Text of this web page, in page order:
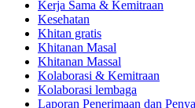
Kerja Sama & Kemitraan
Kesehatan
Khitan gratis
Khitanan Masal
Khitanan Massal
Kolaborasi & Kemitraan
Kolaborasi lembaga
Laporan Penerimaan dan